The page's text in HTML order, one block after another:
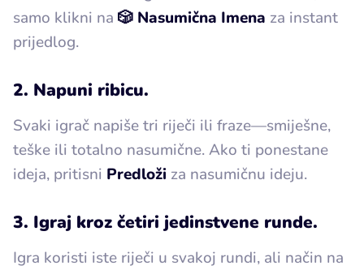
samo klikni na 🎲 Nasumična Imena za instant
prijedlog.
2. Napuni ribicu.
Svaki igrač napiše tri riječi ili fraze—smiješne,
teške ili totalno nasumične. Ako ti ponestane
ideja, pritisni Predloži za nasumičnu ideju.
3. Igraj kroz četiri jedinstvene runde.
Igra koristi iste riječi u svakoj rundi, ali način na